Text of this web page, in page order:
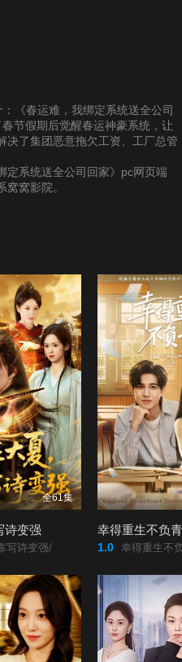
59 60
65 66
《春运难，我绑定系统送全公司
节假期后觉醒春运神豪系统，让
决了集团恶意拖欠工资、工厂总管
定系统送全公司回家》pc网页端
窝影院。
全61集
诗变强
写诗变强/
幸得重生不负
1.0 幸得重生不